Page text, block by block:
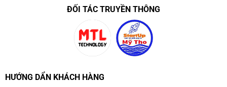
ĐỐI TÁC TRUYỀN THÔNG
HƯỚNG DẨN KHÁCH HÀNG